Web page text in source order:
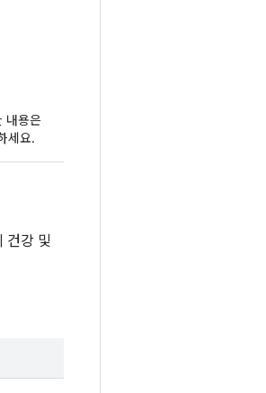
내용은
세요.
건강 및